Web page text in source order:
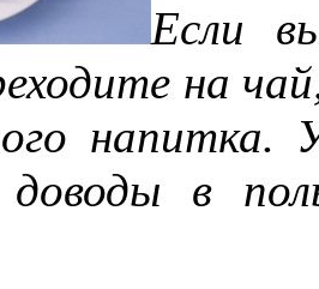
Если
на
напитка.
в